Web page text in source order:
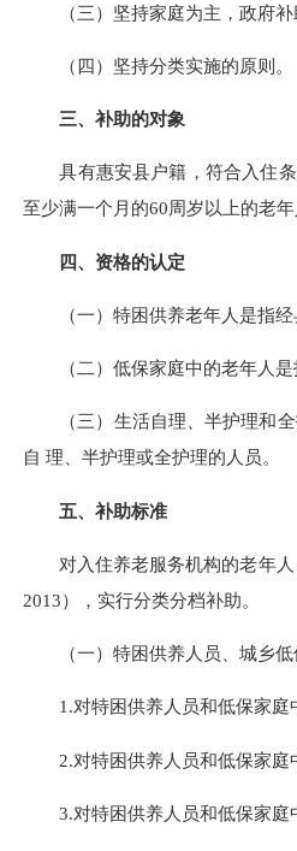
（三）坚持家庭为主，政府补
（四）坚持分类实施的原则。
三、补助的对象
具有惠安县户籍，符合入住条
至少满一个月的60周岁以上的老年
四、资格的认定
（一）特困供养老年人是指经
（二）低保家庭中的老年人是
（三）生活自理、半护理和全
自 理、半护理或全护理的人员。
五、补助标准
对入住养老服务机构的老年人
2013），实行分类分档补助。
（一）特困供养人员、城乡低
1.对特困供养人员和低保家庭
2.对特困供养人员和低保家庭
3.对特困供养人员和低保家庭